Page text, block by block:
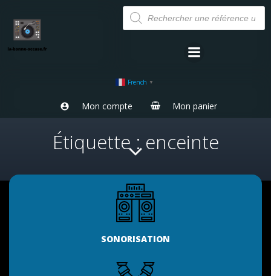
Aller
au
contenu
Recherche
de
produits
French ▼
Mon compte Mon panier
Étiquette : enceinte
SONORISATION